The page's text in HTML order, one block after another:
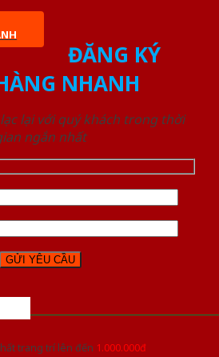
ĐĂNG KÝ
NHANH
lại với quý khách trong thời
ngắn nhất
trang trí lên đến 1.000.000đ